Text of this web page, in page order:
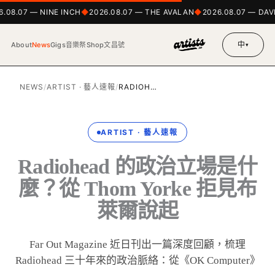
— NINE INCH 2026.08.07 — THE AVALAN 2026.08.07 —
AboutNewsGigs音樂祭Shop文昌號 中▾
NEWS /ARTIST · 藝人速報 /RADIOH…
ARTIST · 藝人速報
Radiohead 的政治立場是什
麼？從 Thom Yorke 拒見布
萊爾說起
Far Out Magazine 近日刊出一篇深度回顧，梳理
Radiohead 三十年來的政治脈絡：從《OK Computer》